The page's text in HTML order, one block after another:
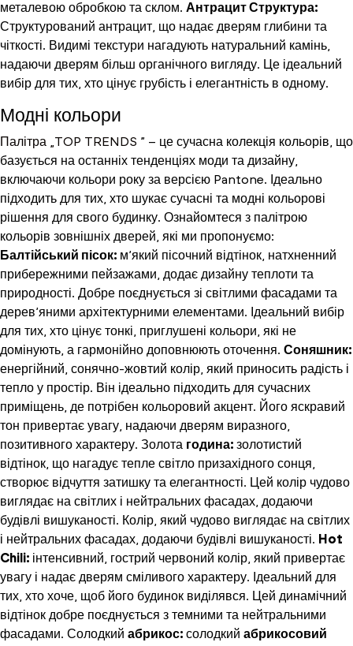
металевою обробкою та склом. Антрацит Структура:
Структурований антрацит, що надає дверям глибини та
чіткості. Видимі текстури нагадують натуральний камінь,
надаючи дверям більш органічного вигляду. Це ідеальний
вибір для тих, хто цінує грубість і елегантність в одному.
Модні кольори
Палітра „TOP TRENDS ” – це сучасна колекція кольорів, що
базується на останніх тенденціях моди та дизайну,
включаючи кольори року за версією Pantone. Ідеально
підходить для тих, хто шукає сучасні та модні кольорові
рішення для свого будинку. Ознайомтеся з палітрою
кольорів зовнішніх дверей, які ми пропонуємо:
Балтійський пісок: м’який пісочний відтінок, натхненний
прибережними пейзажами, додає дизайну теплоти та
природності. Добре поєднується зі світлими фасадами та
дерев’яними архітектурними елементами. Ідеальний вибір
для тих, хто цінує тонкі, приглушені кольори, які не
домінують, а гармонійно доповнюють оточення. Соняшник:
енергійний, сонячно-жовтий колір, який приносить радість і
тепло у простір. Він ідеально підходить для сучасних
приміщень, де потрібен кольоровий акцент. Його яскравий
тон привертає увагу, надаючи дверям виразного,
позитивного характеру. Золота година: золотистий
відтінок, що нагадує тепле світло призахідного сонця,
створює відчуття затишку та елегантності. Цей колір чудово
виглядає на світлих і нейтральних фасадах, додаючи
будівлі вишуканості. Колір, який чудово виглядає на світлих
і нейтральних фасадах, додаючи будівлі вишуканості. Hot
Chili: інтенсивний, гострий червоний колір, який привертає
увагу і надає дверям сміливого характеру. Ідеальний для
тих, хто хоче, щоб його будинок виділявся. Цей динамічний
відтінок добре поєднується з темними та нейтральними
фасадами. Солодкий абрикос: солодкий абрикосовий